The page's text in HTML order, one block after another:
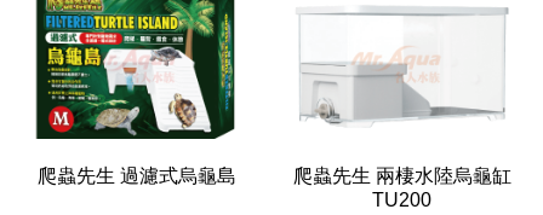
爬蟲先生 過濾式烏龜島
爬蟲先生 兩棲水陸烏龜缸
TU200